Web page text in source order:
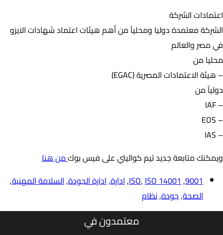
اعتمادات الشركة
الشركة معتمدة دوليا ومحلياً من أهم هيئات اعتماد شهادات الايزو
في مصر والعالم
محليا من
– هيئة الاعتمادات المصرية (EGAC)
دولياً من
– IAF
– EOS
– IAS
ويمكنك متابعة جديد تيم كواليتي على فيس بوكمن هنا
9001
,
ISO,ISO 14001
,ادارة,ادارة الجودة,السلامة المهنية,
الصحة,جودة,نظام
معتمدون في